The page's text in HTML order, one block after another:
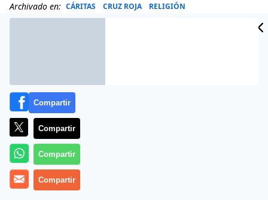
Archivado en: CÁRITAS CRUZ ROJA RELIGIÓN
Compartir
Compartir
Compartir
Compartir